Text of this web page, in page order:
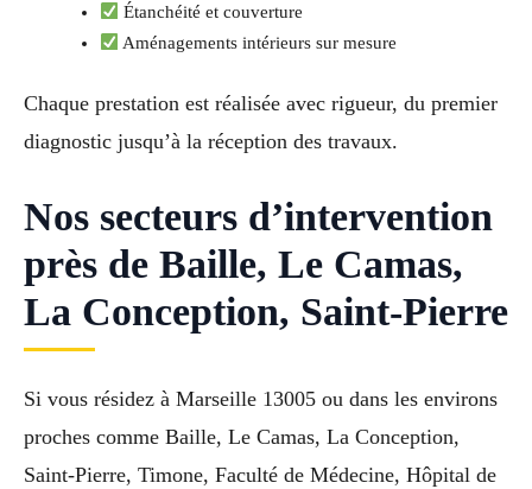
Étanchéité et couverture
Aménagements intérieurs sur mesure
Chaque prestation est réalisée avec rigueur, du premier
diagnostic jusqu’à la réception des travaux.
Nos secteurs d’intervention
près de Baille, Le Camas,
La Conception, Saint-Pierre
Si vous résidez à Marseille 13005 ou dans les environs
proches comme Baille, Le Camas, La Conception,
Saint-Pierre, Timone, Faculté de Médecine, Hôpital de